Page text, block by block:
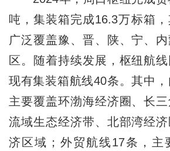
吨，集装箱完成16.3万标箱
广泛覆盖豫、晋、陕、宁、
区。随着持续发展，枢纽航线
现有集装箱航线40条。其中，
主要覆盖环渤海经济圈、长
流域生态经济带、北部湾经
济区域；外贸航线17条，主